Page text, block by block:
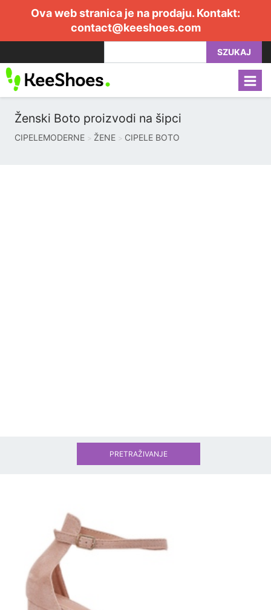
Ova web stranica je na prodaju. Kontakt:
contact@keeshoes.com
SZUKAJ
Ženski Boto proizvodi na šipci
CIPELEMODERNE ŽENE CIPELE BOTO
PRETRAŽIVANJE